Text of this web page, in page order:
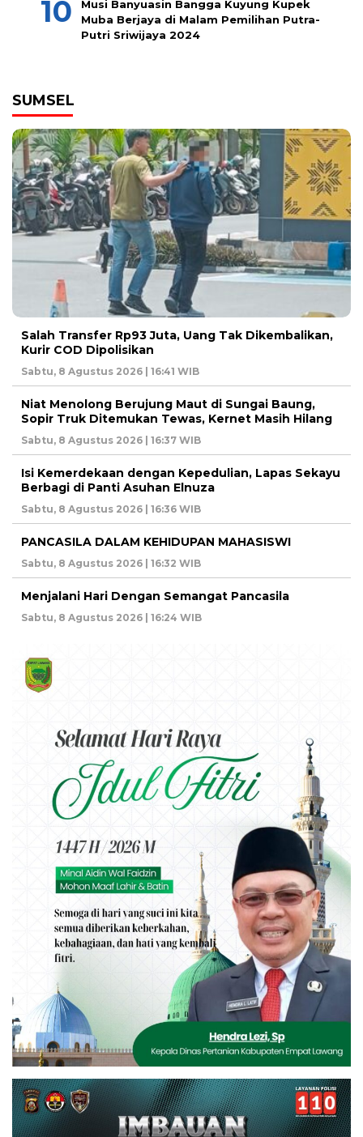
Musi Banyuasin Bangga Kuyung Kupek
Muba Berjaya di Malam Pemilihan Putra-
Putri Sriwijaya 2024
SUMSEL
Salah Transfer Rp93 Juta, Uang Tak Dikembalikan,
Kurir COD Dipolisikan
Sabtu, 8 Agustus 2026 | 16:41 WIB
Niat Menolong Berujung Maut di Sungai Baung,
Sopir Truk Ditemukan Tewas, Kernet Masih Hilang
Sabtu, 8 Agustus 2026 | 16:37 WIB
Isi Kemerdekaan dengan Kepedulian, Lapas Sekayu
Berbagi di Panti Asuhan Elnuza
Sabtu, 8 Agustus 2026 | 16:36 WIB
PANCASILA DALAM KEHIDUPAN MAHASISWI
Sabtu, 8 Agustus 2026 | 16:32 WIB
Menjalani Hari Dengan Semangat Pancasila
Sabtu, 8 Agustus 2026 | 16:24 WIB